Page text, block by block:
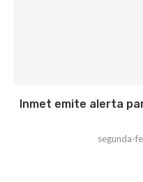
Inmet emite alerta
segunda-